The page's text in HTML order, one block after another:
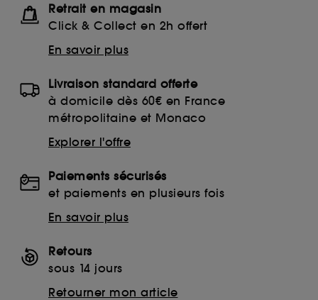
Retrait en magasin
Click & Collect en 2h offert
En savoir plus
Livraison standard offerte
à domicile dès 60€ en France
métropolitaine et Monaco
Explorer l'offre
Paiements sécurisés
et paiements en plusieurs fois
En savoir plus
Retours
sous 14 jours
Retourner mon article